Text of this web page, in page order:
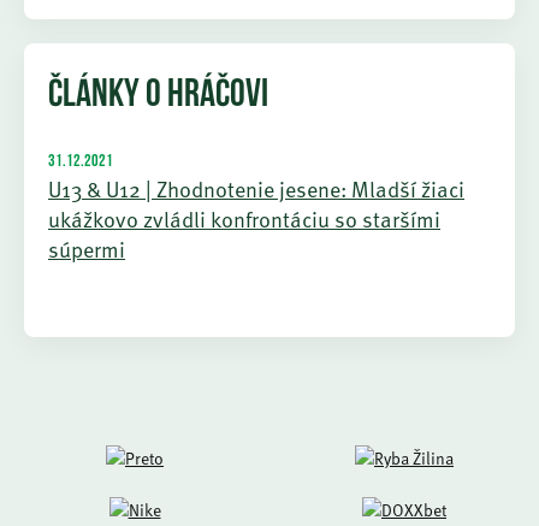
ČLÁNKY O HRÁČOVI
31.12.2021
U13 & U12 | Zhodnotenie jesene: Mladší žiaci
ukážkovo zvládli konfrontáciu so staršími
súpermi